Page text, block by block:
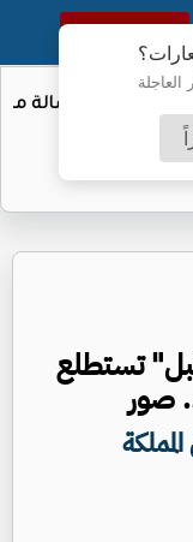
العاجلة
النسخة الكاملة
تستطلع
صور